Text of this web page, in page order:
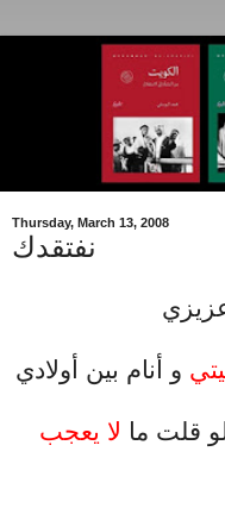
Thursday, March 13, 2008
نفتقدك
و أنام بين أولادي
قلت ما لا يعجب